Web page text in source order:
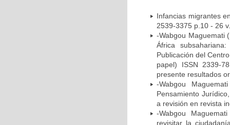
Infancias migrantes
2539-3375 p.10 - 26
-Wabgou Maguemati
África
Publicación del
papel) ISSN 2339-
presente resultados
-Wabgou
Pensamiento
a revisión en revista
-Wabgou
revisitar la